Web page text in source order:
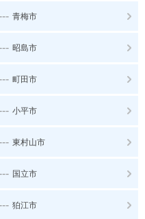
青梅市
昭島市
町田市
小平市
東村山市
国立市
狛江市